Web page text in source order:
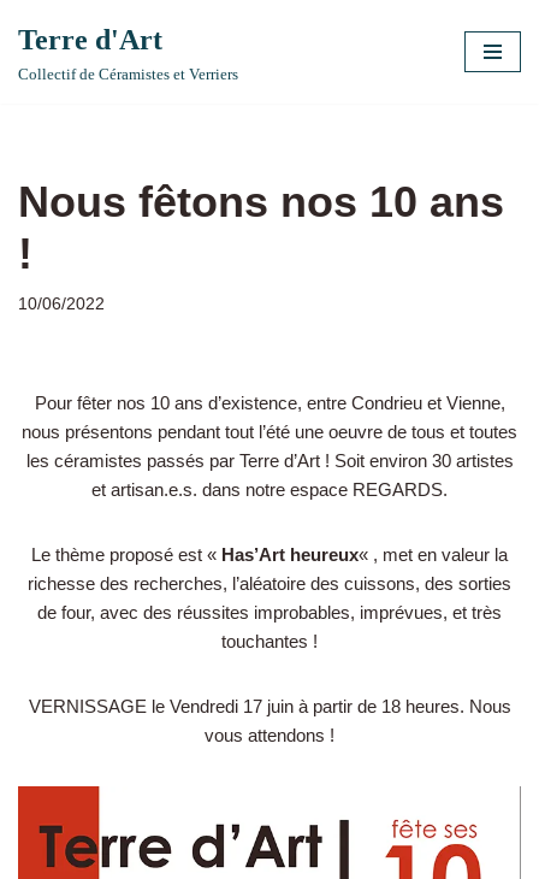
Aller
Terre d'Art
Collectif de Céramistes et Verriers
Nous fêtons nos 10 ans
!
10/06/2022
Pour fêter nos 10 ans d’existence, entre Condrieu et Vienne,
nous présentons pendant tout l’été une oeuvre de tous et toutes
les céramistes passés par Terre d’Art ! Soit environ 30 artistes
et artisan.e.s. dans notre espace REGARDS.
Le thème proposé est « Has’Art heureux« , met en valeur la
richesse des recherches, l’aléatoire des cuissons, des sorties
de four, avec des réussites improbables, imprévues, et très
touchantes !
VERNISSAGE le Vendredi 17 juin à partir de 18 heures. Nous
vous attendons !